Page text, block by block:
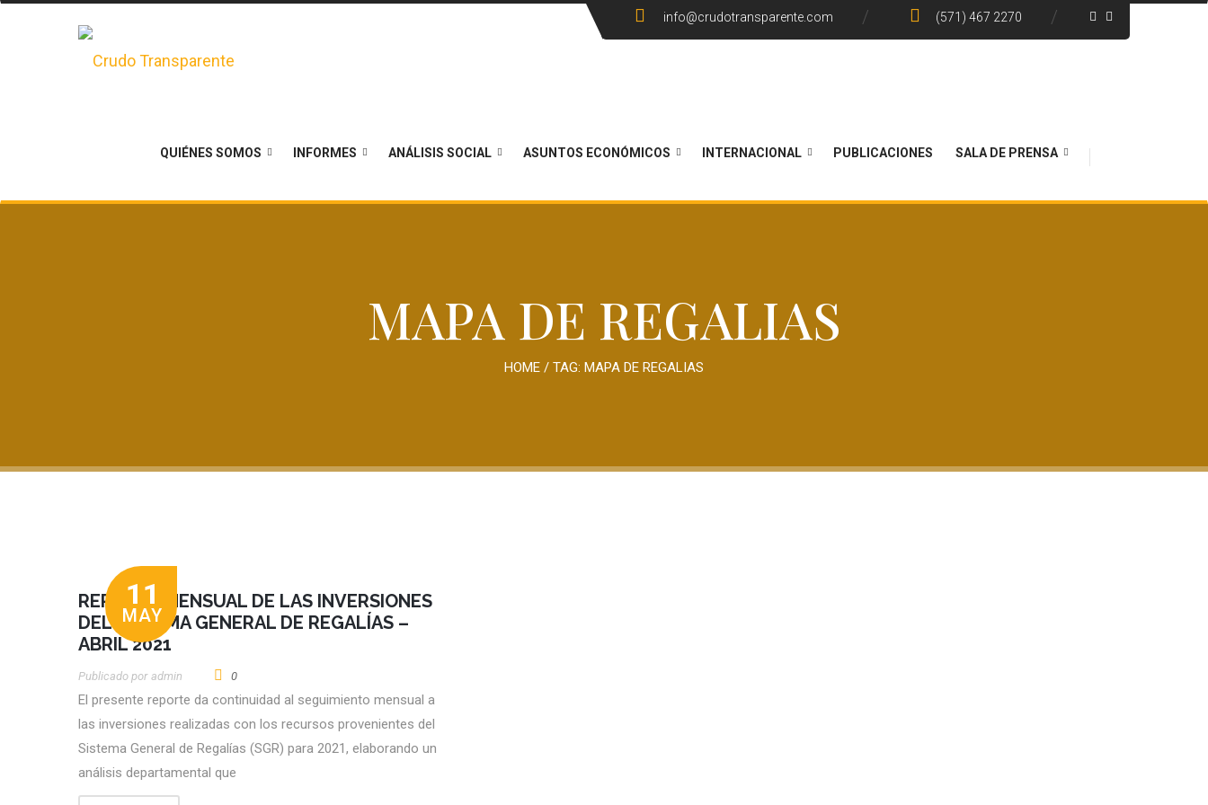
info@crudotransparente.com (571) 467 2270
QUIÉNES SOMOS INFORMES ANÁLISIS SOCIAL ASUNTOS ECONÓMICOS INTERNACIONAL PUBLICACIONES SALA DE PRENSA
MAPA DE REGALIAS
HOME / TAG: MAPA DE REGALIAS
11
MAY
REPORTE MENSUAL DE LAS INVERSIONES
DEL SISTEMA GENERAL DE REGALÍAS –
ABRIL 2021
Publicado por Admin 0
El presente reporte da continuidad al seguimiento mensual a
las inversiones realizadas con los recursos provenientes del
Sistema General de Regalías (SGR) para 2021, elaborando un
análisis departamental que